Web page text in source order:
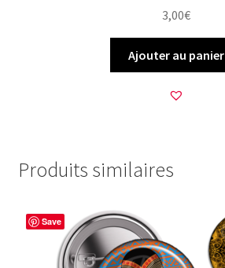
3,00€
Ajouter au panier
Produits similaires
Save